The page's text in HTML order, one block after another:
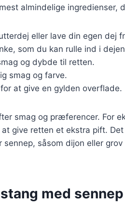
almindelige ingredienser,
eller lave din egen dej
som du kan rulle ind i
og dybde til retten.
smag og farve.
at give en gylden overflade.
smag og præferencer. For
give retten et ekstra pift.
såsom dijon eller
med